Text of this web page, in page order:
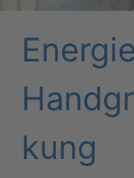
kung